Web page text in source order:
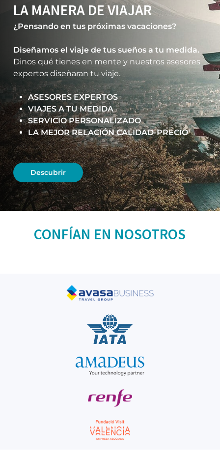
LA MANERA DE VIAJAR
¿Pensando en tus próximas vacaciones?
Diseñamos el viaje de tus sueños a tu medida.
Dinos qué tienes en mente y nuestros asesores
expertos diseñaran tu viaje.
ASESORES EXPERTOS
VIAJES A TU MEDIDA
SERVICIO PERSONALIZADO
LA MEJOR RELACIÓN CALIDAD-PRECIO
Descubrir
CONFÍAN EN NOSOTROS